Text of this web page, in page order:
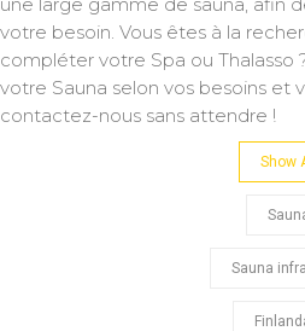
votre besoin. Vous êtes à la
compléter votre Spa ou Thalasso
votre Sauna selon vos besoins et
contactez-nous sans attendre !
Show
Sauna